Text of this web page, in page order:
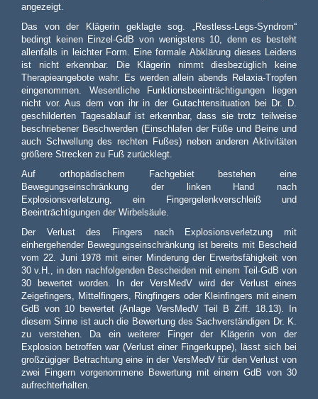
angezeigt.
Das von der Klägerin geklagte sog. „Restless-Legs-Syndrom“
bedingt keinen Einzel-GdB von wenigstens 10, denn es besteht
allenfalls in leichter Form. Eine formale Abklärung dieses Leidens
ist nicht erkennbar. Die Klägerin nimmt diesbezüglich keine
Therapieangebote wahr. Es werden allein abends Relaxia-Tropfen
eingenommen. Wesentliche Funktionsbeeinträchtigungen liegen
nicht vor. Aus dem von ihr in der Gutachtensituation bei Dr. D.
geschilderten Tagesablauf ist erkennbar, dass sie trotz teilweise
beschriebener Beschwerden (Einschlafen der Füße und Beine und
auch Schwellung des rechten Fußes) neben anderen Aktivitäten
größere Strecken zu Fuß zurücklegt.
Auf orthopädischem Fachgebiet bestehen eine
Bewegungseinschränkung der linken Hand nach
Explosionsverletzung, ein Fingergelenkverschleiß und
Beeinträchtigungen der Wirbelsäule.
Der Verlust des Fingers nach Explosionsverletzung mit
einhergehender Bewegungseinschränkung ist bereits mit Bescheid
vom 22. Juni 1978 mit einer Minderung der Erwerbsfähigkeit von
30 v.H., in den nachfolgenden Bescheiden mit einem Teil-GdB von
30 bewertet worden. In der VersMedV wird der Verlust eines
Zeigefingers, Mittelfingers, Ringfingers oder Kleinfingers mit einem
GdB von 10 bewertet (Anlage VersMedV Teil B Ziff. 18.13). In
diesem Sinne ist auch die Bewertung des Sachverständigen Dr. K.
zu verstehen. Da ein weiterer Finger der Klägerin von der
Explosion betroffen war (Verlust einer Fingerkuppe), lässt sich bei
großzügiger Betrachtung eine in der VersMedV für den Verlust von
zwei Fingern vorgenommene Bewertung mit einem GdB von 30
aufrechterhalten.